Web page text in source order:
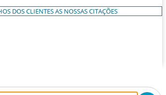
DOS CLIENTESAS NOSSAS CITAÇÕES